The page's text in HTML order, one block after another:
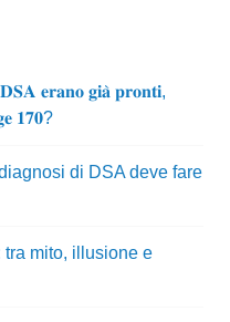
𝐃𝐒𝐀 𝐞𝐫𝐚𝐧𝐨 𝐠𝐢𝐚̀ 𝐩𝐫𝐨𝐧𝐭𝐢,
𝟏𝟕𝟎?
di DSA deve fare
tra mito, illusione e